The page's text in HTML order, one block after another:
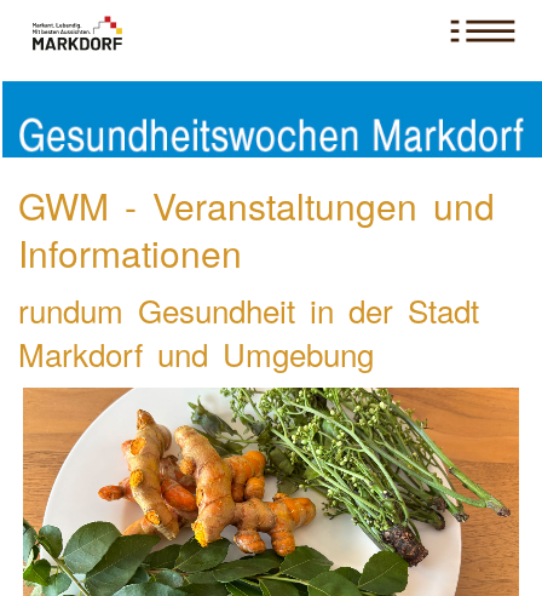
GWM - Veranstaltungen und
Informationen
rundum Gesundheit in der Stadt
Markdorf und Umgebung